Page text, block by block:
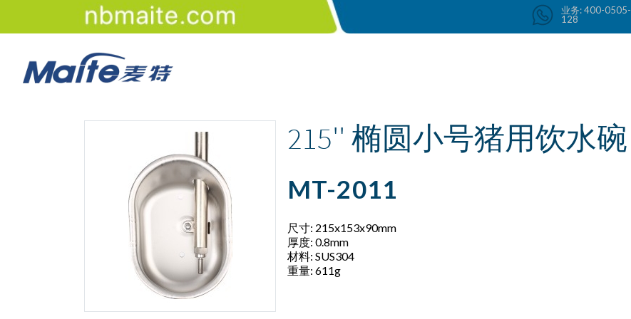
业务: 400-0505-
128
业务: 400-0505-128
215'' 椭圆小号猪用饮水碗
MT-2011
尺寸: 215x153x90mm
厚度: 0.8mm
材料: SUS304
重量: 611g